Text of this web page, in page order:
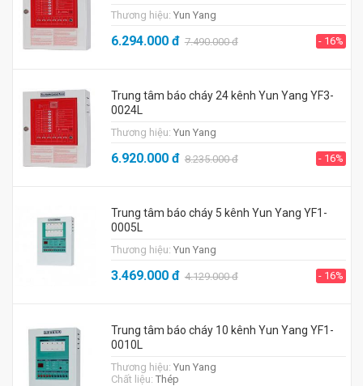
Thương hiệu: Yun Yang
6.294.000đ 7.490.000đ - 16%
Trung tâm báo cháy 24 kênh Yun Yang YF3-
0024L
Thương hiệu: Yun Yang
6.920.000đ 8.235.000đ - 16%
Trung tâm báo cháy 5 kênh Yun Yang YF1-
0005L
Thương hiệu: Yun Yang
3.469.000đ 4.129.000đ - 16%
Trung tâm báo cháy 10 kênh Yun Yang YF1-
0010L
Thương hiệu: Yun Yang
Chất liệu: Thép